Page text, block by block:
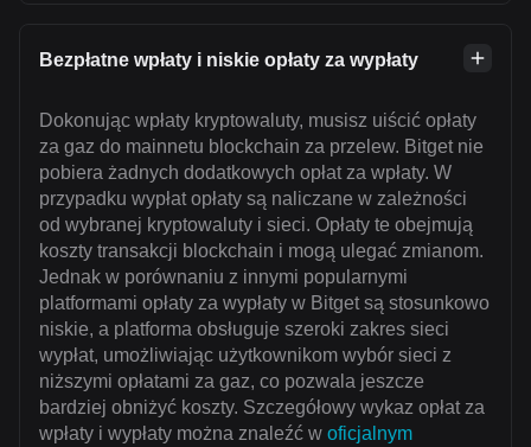
Bezpłatne wpłaty i niskie opłaty za wypłaty
Dokonując wpłaty kryptowaluty, musisz uiścić opłaty
za gaz do mainnetu blockchain za przelew. Bitget nie
pobiera żadnych dodatkowych opłat za wpłaty. W
przypadku wypłat opłaty są naliczane w zależności
od wybranej kryptowaluty i sieci. Opłaty te obejmują
koszty transakcji blockchain i mogą ulegać zmianom.
Jednak w porównaniu z innymi popularnymi
platformami opłaty za wypłaty w Bitget są stosunkowo
niskie, a platforma obsługuje szeroki zakres sieci
wypłat, umożliwiając użytkownikom wybór sieci z
niższymi opłatami za gaz, co pozwala jeszcze
bardziej obniżyć koszty. Szczegółowy wykaz opłat za
wpłaty i wypłaty można znaleźć w oficjalnym